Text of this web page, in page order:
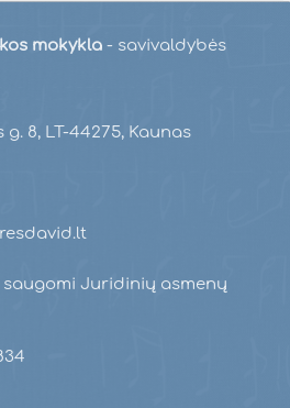
mokykla - savivaldybės
8, LT-44275, Kaunas
Juridinių asmenų